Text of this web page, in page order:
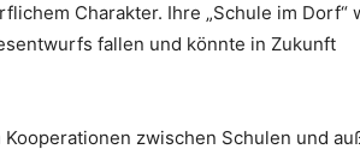
Charakter. Ihre „Schule im Dorf“
fallen und könnte in Zukunft
zwischen Schulen und